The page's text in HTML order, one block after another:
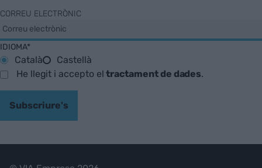
CORREU ELECTRÒNIC
IDIOMA*
Català
Castellà
He llegit i accepto eltractament de dades.
Subscriure's